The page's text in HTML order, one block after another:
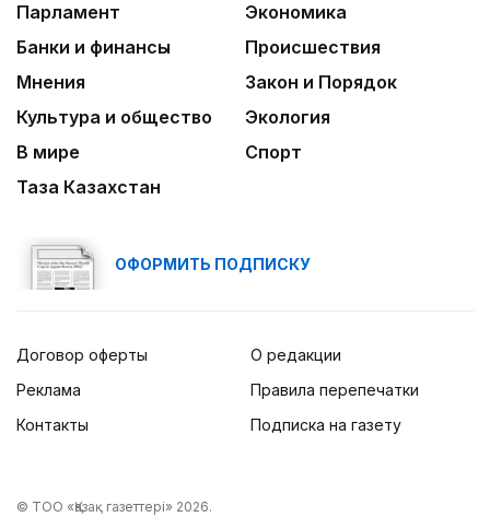
Парламент
Экономика
Банки и финансы
Происшествия
Мнения
Закон и Порядок
Культура и общество
Экология
В мире
Спорт
Таза Казахстан
ОФОРМИТЬ ПОДПИСКУ
Договор оферты
Реклама
Контакты
О редакции
Правила перепечатки
Подписка на газету
© ТОО «Қазақ газеттері» 2026.